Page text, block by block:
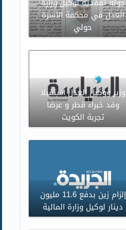
العدل في محكمة الأسرة
حولي
وزير ووكيل العدل استقبلا
وفد خبراء قطر و عرضا
تجربة الكويت
إلزام زين بدفع 11.6 مليون
دينار لوكيل وزارة المالية